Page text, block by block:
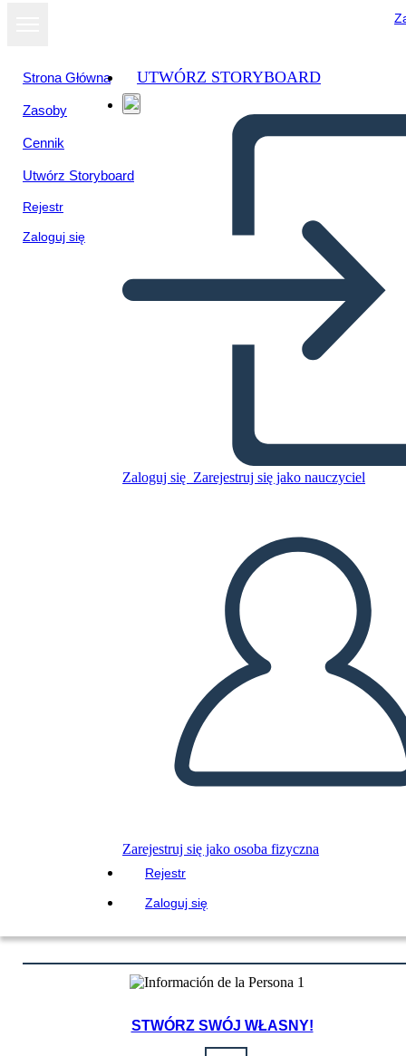
Strona Główna
Zasoby
Cennik
Utwórz Storyboard
Rejestr
Zaloguj się
UTWÓRZ STORYBOARD
Zaloguj się Zarejestruj się jako nauczyciel
Zarejestruj się jako osoba fizyczna
Rejestr
Zaloguj się
Información de la Persona 1
Skopiuj tę scenorys
STWÓRZ SCENORYS
PRZECZYTAJ MI
STWÓRZ SWÓJ WŁASNY!